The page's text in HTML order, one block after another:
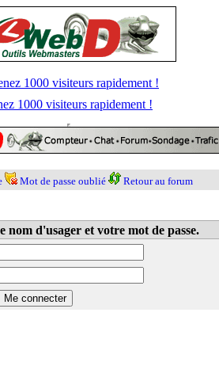
1000 visiteurs rapidement !
1000 visiteurs rapidement !
Mot de passe oublié Retour au forum
nom d'usager et votre mot de passe.